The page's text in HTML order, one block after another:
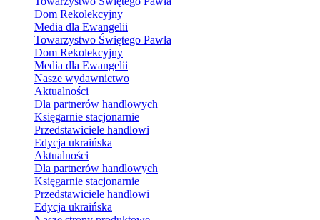
Dom Rekolekcyjny
Media dla Ewangelii
Towarzystwo Świętego Pawła
Dom Rekolekcyjny
Media dla Ewangelii
Nasze wydawnictwo
Aktualności
Dla partnerów handlowych
Księgarnie stacjonarnie
Przedstawiciele handlowi
Edycja ukraińska
Aktualności
Dla partnerów handlowych
Księgarnie stacjonarnie
Przedstawiciele handlowi
Edycja ukraińska